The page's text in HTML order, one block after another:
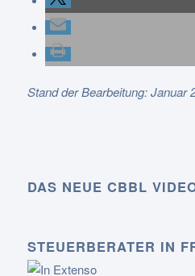
Stand der Bearbeitung: Januar
DAS NEUE CBBL
STEUERBERATER IN